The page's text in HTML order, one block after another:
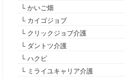
└ かいご畑
└ カイゴジョブ
└ クリックジョブ介護
└ ダントツ介護
└ ハクビ
└ ミライユキャリア介護